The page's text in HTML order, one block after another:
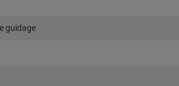
guidage